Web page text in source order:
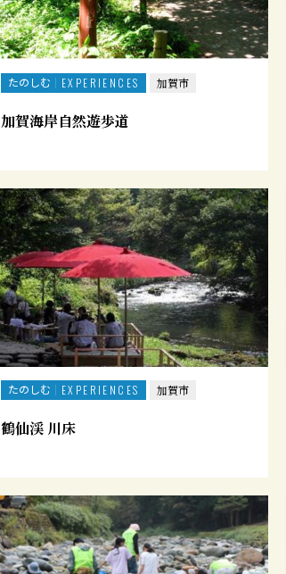
たのしむ EXPERIENCES 加賀市
加賀海岸自然遊歩道
たのしむ EXPERIENCES 加賀市
鶴仙渓 川床